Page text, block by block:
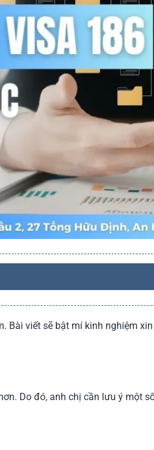
Bài viết sẽ bật mí kinh nghiệm
Do đó, anh chị cần lưu ý một